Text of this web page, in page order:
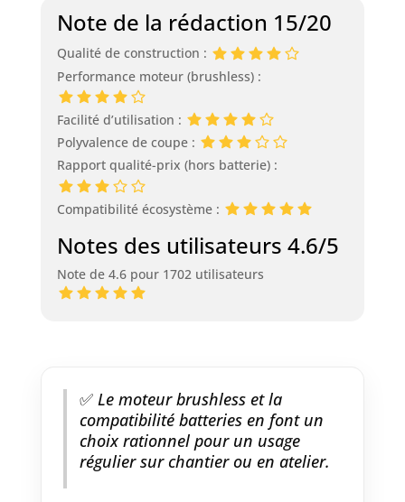
Note de la rédaction 15/20
Qualité de construction :
Performance moteur (brushless) :
Facilité d’utilisation :
Polyvalence de coupe :
Rapport qualité-prix (hors batterie) :
Compatibilité écosystème :
Notes des utilisateurs 4.6/5
Note de 4.6 pour 1702 utilisateurs
✅Le moteur brushless et la
compatibilité batteries en font un
choix rationnel pour un usage
régulier sur chantier ou en atelier.